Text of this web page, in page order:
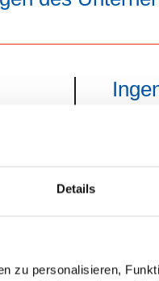
Details
zu personalisieren,